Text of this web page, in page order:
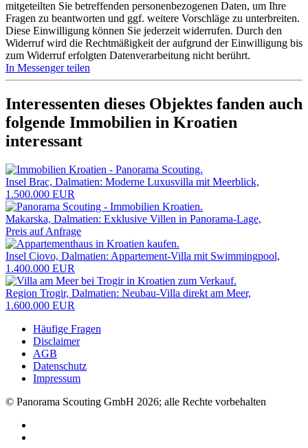
mitgeteilten Sie betreffenden personenbezogenen Daten, um Ihre
Fragen zu beantworten und ggf. weitere Vorschläge zu unterbreiten.
Diese Einwilligung können Sie jederzeit widerrufen. Durch den
Widerruf wird die Rechtmäßigkeit der aufgrund der Einwilligung bis
zum Widerruf erfolgten Datenverarbeitung nicht berührt.
In Messenger teilen
Interessenten dieses Objektes fanden auch
folgende Immobilien in Kroatien
interessant
Insel Brac, Dalmatien: Moderne Luxusvilla mit Meerblick,
1.500.000 EUR
Makarska, Dalmatien: Exklusive Villen in Panorama-Lage,
Preis auf Anfrage
Insel Ciovo, Dalmatien: Appartement-Villa mit Swimmingpool,
1.400.000 EUR
Region Trogir, Dalmatien: Neubau-Villa direkt am Meer,
1.600.000 EUR
Häufige Fragen
Disclaimer
AGB
Datenschutz
Impressum
© Panorama Scouting GmbH 2026; alle Rechte vorbehalten